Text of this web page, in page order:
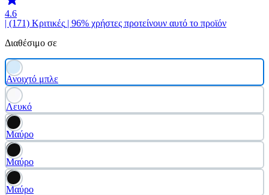
4.6
| (171) Κριτικές | 96% χρήστες προτείνουν αυτό το προϊόν
Διαθέσιμο σε
Ανοιχτό μπλε
Λευκό
Μαύρο
Μαύρο
Μαύρο